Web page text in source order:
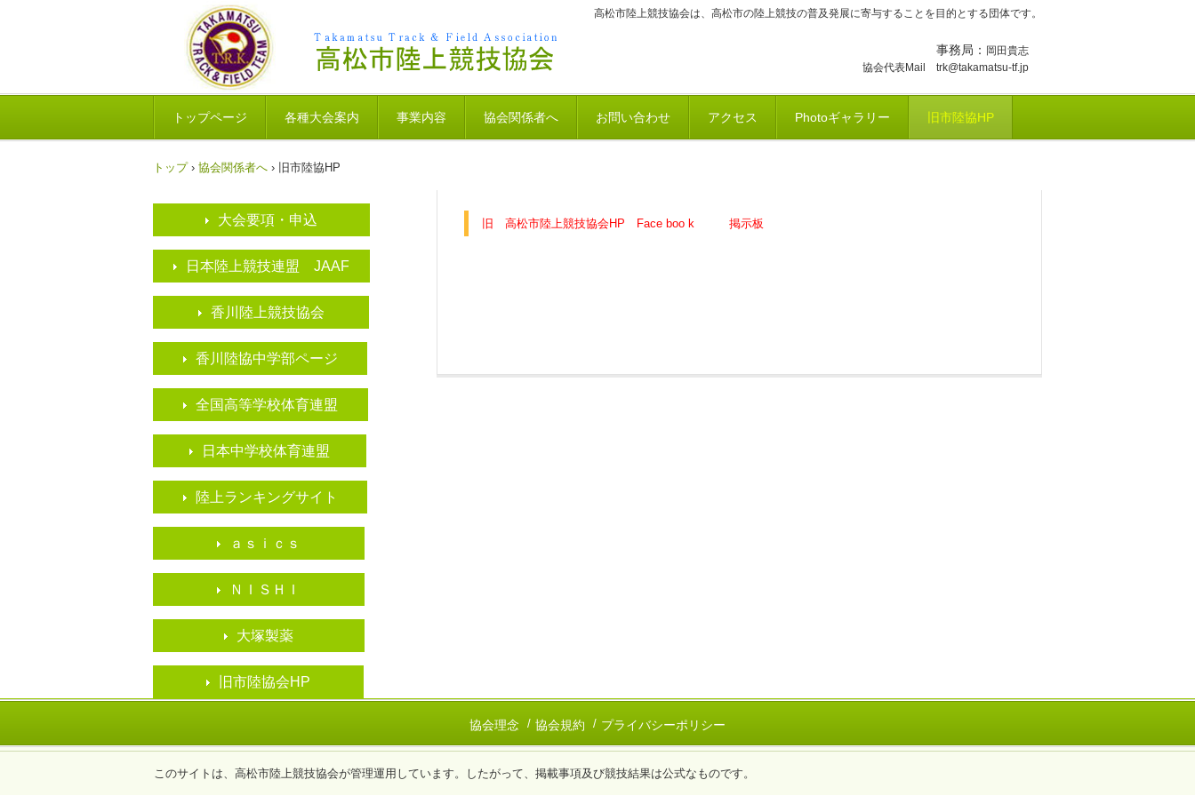
高松市陸上競技協会は、高松市の陸上競技の普及発展に寄与することを目的とする団体です。
事務局： 岡田貴志
協会代表Mail trk@takamatsu-tf.jp
トップページ 各種大会案内 事業内容 協会関係者へ お問い合わせ アクセス Photoギャラリー 旧市陸協HP
トップ › 協会関係者へ › 旧市陸協HP
旧 高松市陸上競技協会HP Face boo k 掲示板
大会要項・申込
日本陸上競技連盟 JAAF
香川陸上競技協会
香川陸協中学部ページ
全国高等学校体育連盟
日本中学校体育連盟
陸上ランキングサイト
ａｓｉｃｓ
ＮＩＳＨＩ
大塚製薬
旧市陸協会HP
協会理念 協会規約 プライバシーポリシー
このサイトは、高松市陸上競技協会が管理運用しています。したがって、掲載事項及び競技結果は公式なものです。